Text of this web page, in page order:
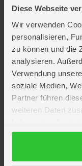
Diese Webseite
Wir verwenden
personalisieren,
zu können und die
analysieren.
Verwendung
soziale Medien,
Partner führen
weiteren Daten
gesammelt haben.
Sicherheitsansprüchen
Siku Spielzeugmodelle
somit für sicheren und
fast ausschließlich aus
widerstandsfähig und
Material: Zink-
Artikelmerkmale